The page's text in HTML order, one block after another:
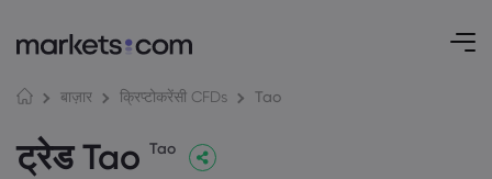
बाज़ार क्रिप्टोकरेंसी CFDs Tao
ट्रेड Tao Tao